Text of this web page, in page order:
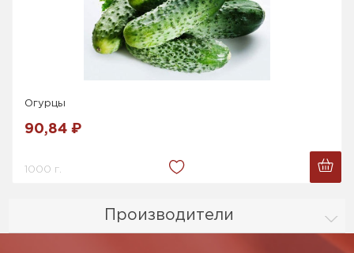
Производители
Огурцы
90,84 ₽
1000 г.